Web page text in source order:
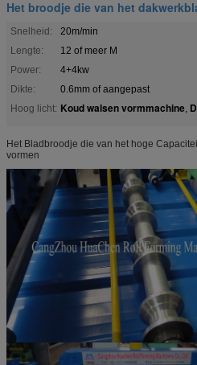
Het broodje die van het
Snelheid:
20m/min
Lengte:
12 of meer M
Power:
4+4kw
Dikte:
0.6mm of aangepast
Hoog licht: Koud walsen vormmachine,
Het Bladbroodje die van het hoge
vormen